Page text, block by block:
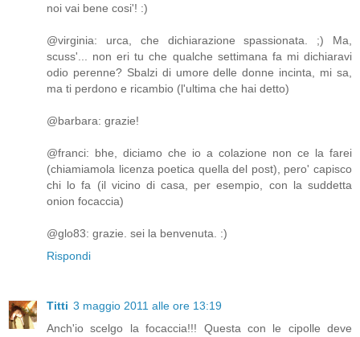
noi vai bene cosi'! :)
@virginia: urca, che dichiarazione spassionata. ;) Ma,
scuss'... non eri tu che qualche settimana fa mi dichiaravi
odio perenne? Sbalzi di umore delle donne incinta, mi sa,
ma ti perdono e ricambio (l'ultima che hai detto)
@barbara: grazie!
@franci: bhe, diciamo che io a colazione non ce la farei
(chiamiamola licenza poetica quella del post), pero' capisco
chi lo fa (il vicino di casa, per esempio, con la suddetta
onion focaccia)
@glo83: grazie. sei la benvenuta. :)
Rispondi
Titti 3 maggio 2011 alle ore 13:19
Anch'io scelgo la focaccia!!! Questa con le cipolle deve